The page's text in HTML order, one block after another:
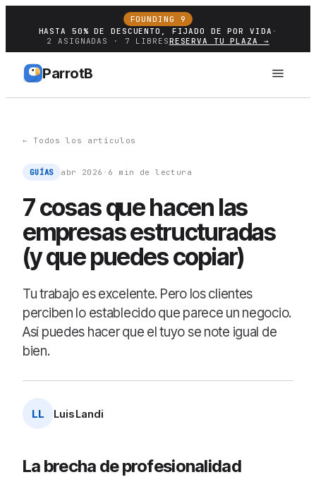
FOUNDING 9
HASTA 50% DE DESCUENTO, FIJADO DE POR VIDA ·
2 ASIGNADAS · 7 LIBRESRESERVA TU PLAZA →
ParrotB
← Todos los artículos
GUÍAS abr 2026 · 6 min de lectura
7 cosas que hacen las
empresas estructuradas
(y que puedes copiar)
Tu trabajo es excelente. Pero los clientes
perciben lo establecido que parece un negocio.
Así puedes hacer que el tuyo se note igual de
bien.
LL Luis Landi
La brecha de profesionalidad